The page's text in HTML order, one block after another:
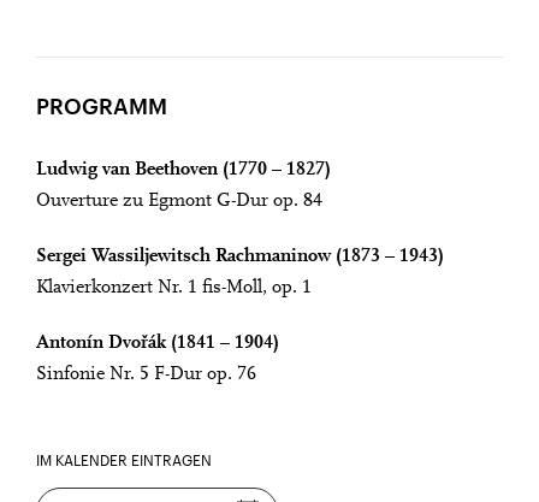
PROGRAMM
Ludwig van Beethoven (1770 – 1827)
Ouverture zu Egmont G-Dur op. 84
Sergei Wassiljewitsch Rachmaninow (1873 – 1943)
Klavierkonzert Nr. 1 fis-Moll, op. 1
Antonín Dvořák (1841 – 1904)
Sinfonie Nr. 5 F-Dur op. 76
IM KALENDER EINTRAGEN